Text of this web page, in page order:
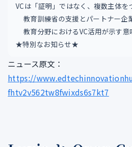
VCは「証明」ではなく、複数主体
教育訓練省の支援とパートナー企
教育分野におけるVC活用が示す意
★特別なお知らせ★
ニュース原文：
https://
fhtv2v562tw8fwixds6s7kt7